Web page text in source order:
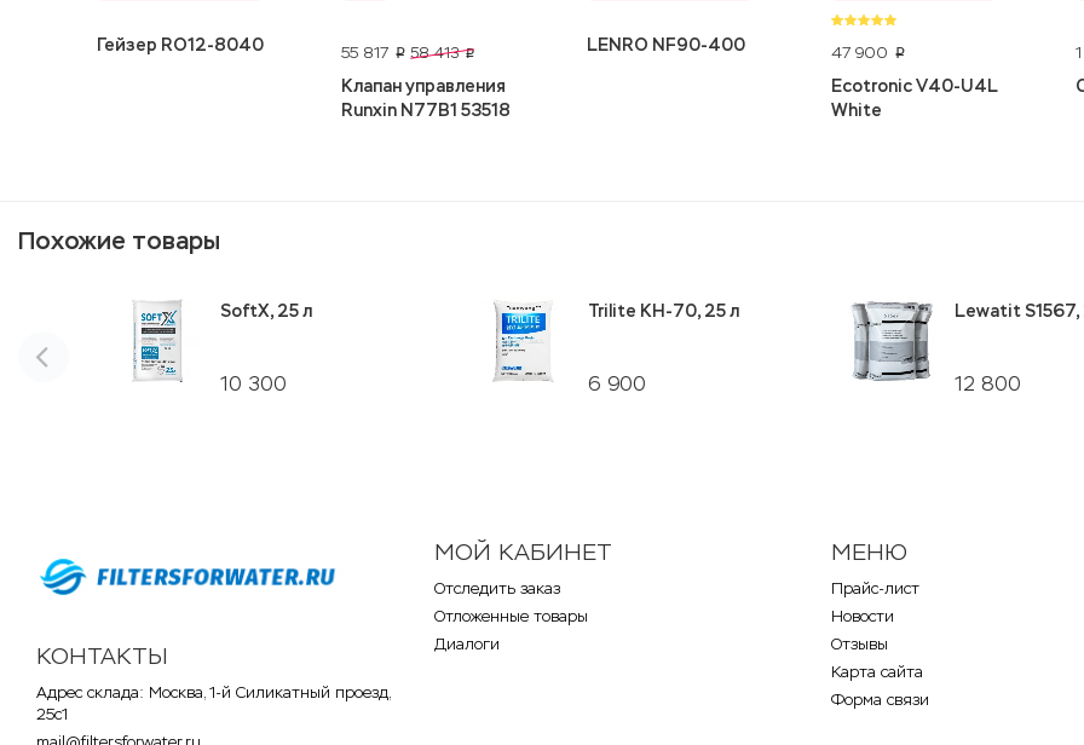
Гейзер RO12-8040 55 817 p 58 413 p
Клапан управления
Runxin N77B1 53518
LENRO NF90-400 47 900 p
Ecotronic V40-U4L
White
Похожие товары
10 300
SoftX, 25 л
6 900
Trilite KH-70, 25 л
12 800
Lewatit S1567,
КОНТАКТЫ
Адрес склада: Москва, 1-й Силикатный проезд,
25с1
МОЙ КАБИНЕТ
Отследить заказ
Отложенные товары
Диалоги
МЕНЮ
Прайс-лист
Новости
Отзывы
Карта сайта
Форма связи